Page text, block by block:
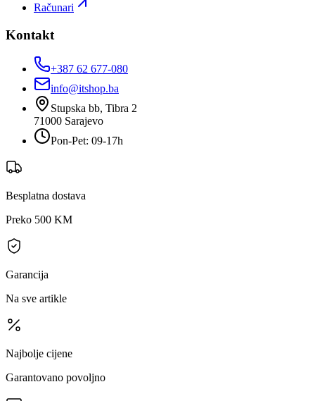
Računari
Kontakt
+387 62 677-080
info@itshop.ba
Stupska bb, Tibra 2
71000 Sarajevo
Pon-Pet: 09-17h
Besplatna dostava
Preko 500 KM
Garancija
Na sve artikle
Najbolje cijene
Garantovano povoljno